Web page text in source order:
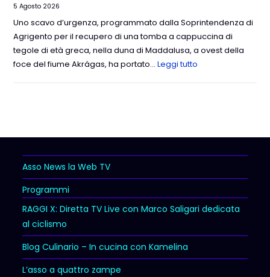
5 Agosto 2026
Uno scavo d’urgenza, programmato dalla Soprintendenza di
Agrigento per il recupero di una tomba a cappuccina di
tegole di età greca, nella duna di Maddalusa, a ovest della
foce del fiume Akrágas, ha portato…Leggi tutto
Asso News la Web TV
Programmi
RAGGI X: Diretta TV Live con Marco Saligari dedicata
al ciclismo
Blog Culinario – In cucina con Kamelina
L’asso a quattro zampe